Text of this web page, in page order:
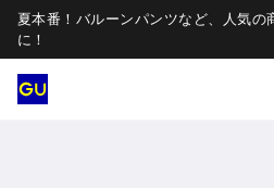
夏本番！バルーンパンツなど、人気の
に！